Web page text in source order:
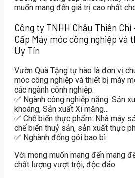
muốn mang đến giá trị cao nhất
Công ty TNHH Châu Thiên
Cấp Máy móc công nghiệp và
Uy Tín
Vườn Quà Tặng tự hào là đơn vị
móc công nghiệp và thiết bị máy
các ngành cônh nghiệp:
✅ Ngành công nghiệp nặng: Sản
khoáng, Sản xuất Xi măng…
✅ Chế biến thực phẩm: Nhà máy
chế biến thuỷ sản, sản xuất thực
✅ Nghành đống gói bao bì
Với mong muốn mang đến mang
chất lượng vượt trội, độc đáo.